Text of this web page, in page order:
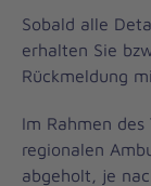
Sobald alle
erhalten Sie
Rückmeldung
Im Rahmen
regionalen
abgeholt, je